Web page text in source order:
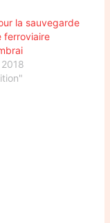
la sauvegarde
ferroviaire